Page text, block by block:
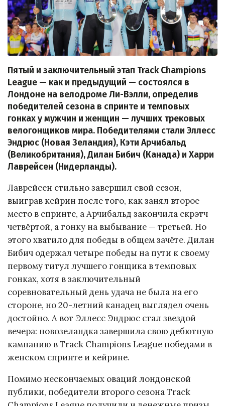
Пятый и заключительный этап Track Champions
League — как и предыдущий — состоялся в
Лондоне на велодроме Ли-Вэлли, определив
победителей сезона в спринте и темповых
гонках у мужчин и женщин — лучших трековых
велогонщиков мира. Победителями стали Эллесс
Эндрюс (Новая Зеландия), Кэти Арчибальд
(Великобритания), Дилан Бибич (Канада) и Харри
Лаврейсен (Нидерланды).
Лаврейсен стильно завершил свой сезон,
выиграв кейрин после того, как занял второе
место в спринте, а Арчибальд закончила скрэтч
четвёртой, а гонку на выбывание — третьей. Но
этого хватило для победы в общем зачёте. Дилан
Бибич одержал четыре победы на пути к своему
первому титул лучшего гонщика в темповых
гонках, хотя в заключительный
соревновательный день удача не была на его
стороне, но 20-летний канадец выглядел очень
достойно. А вот Эллесс Эндрюс стал звездой
вечера: новозеландка завершила свою дебютную
кампанию в Track Champions League победами в
женском спринте и кейрине.
Помимо нескончаемых оваций лондонской
публики, победители второго сезона Track